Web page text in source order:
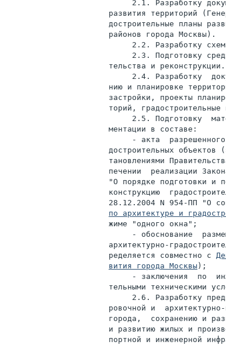
2.1. Разработку
развития территорий
достроительные планы
районов города Москвы).
2.2. Разработку
2.3. Подготовку
тельства и реконструкции.
2.4. Разработку
нию и планировке
застройки, проекты
торий,
2.5. Подготовку
ментации в составе:
- акта
достроительных объектов
тановлениями
печении  реализации
"О порядке подготовки и
конструкцию
28.12.2004 N 954-ПП "О
по архитектуре и
жиме "одного окна";
- обоснование
архитектурно-
ределяется совместно с
вития города Москвы );
- заключения  по
тельными техническими
2.6. Разработку
ровочной и
города,  сохранению и
и развитию жилых и
портной и инженерной